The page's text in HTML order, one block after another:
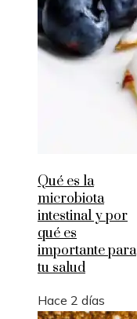
Qué es la
microbiota
intestinal y por
qué es
importante para
tu salud
Hace 2 días